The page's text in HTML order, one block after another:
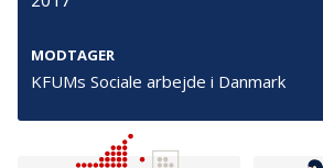
MODTAGER
KFUMs Sociale arbejde i Danmark
Tilmeld nyhedsbrev
De seneste nyheder om TrygFondens og
aktiviteter direkte i din indbakke.